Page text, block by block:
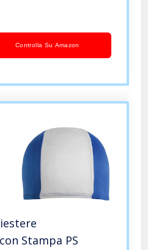
Controlla Su Amazon
Stampa PS